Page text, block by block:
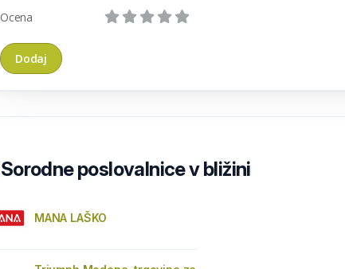
Ocena
Sorodne poslovalnice v bližini
MANA LAŠKO